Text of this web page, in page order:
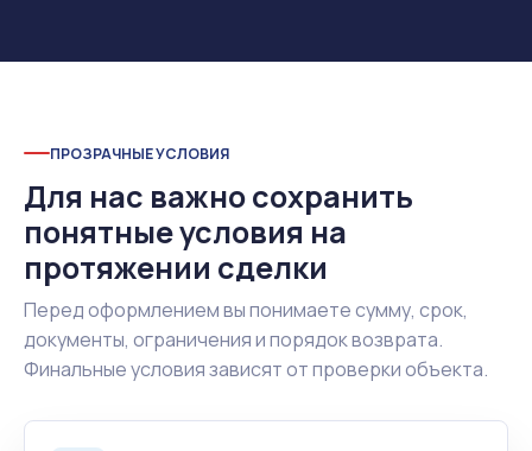
ПРОЗРАЧНЫЕ УСЛОВИЯ
Для нас важно сохранить
понятные условия на
протяжении сделки
Перед оформлением вы понимаете сумму, срок,
документы, ограничения и порядок возврата.
Финальные условия зависят от проверки объекта.